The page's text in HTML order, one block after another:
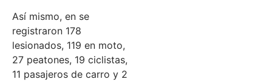
Así mismo, en se
registraron 178
lesionados, 119 en moto,
27 peatones, 19 ciclistas,
11 pasajeros de carro y 2